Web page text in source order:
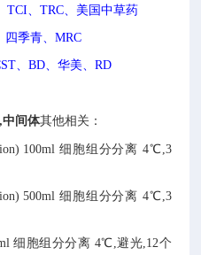
TCI、TRC、美国中草药
四季青、MRC
、BD、华美、RD
中间体其他相关：
100ml 细胞组分分离 4℃,3
500ml 细胞组分分离 4℃,3
细胞组分分离 4℃,避光,12个